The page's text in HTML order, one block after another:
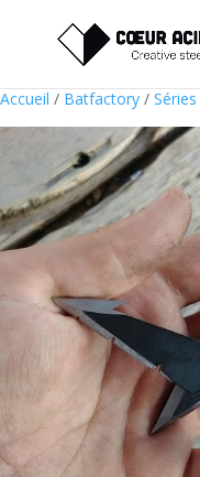
Accueil / Batfactory / Séries